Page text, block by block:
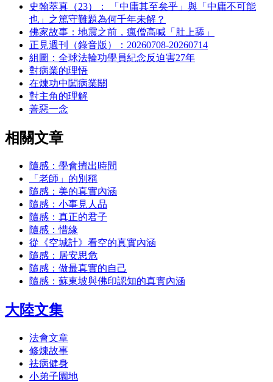
史翰萃真（23）： 「中庸其至矣乎」與「中庸不可能
也」之篤守難題為何千年未解？
佛家故事：地震之前，瘋僧高喊「肚上舔」
正見週刊（錄音版）：20260708-20260714
組圖：全球法輪功學員紀念反迫害27年
對病業的理悟
在煉功中闖病業關
對主角的理解
善惡一念
相關文章
隨感：學會擠出時間
「老師」的別稱
隨感：美的真實內涵
隨感：小事見人品
隨感：真正的君子
隨感：惜緣
從《空城計》看空的真實內涵
隨感：居安思危
隨感：做最真實的自己
隨感：蘇東坡與佛印認知的真實內涵
大陸文集
法會文章
修煉故事
祛病健身
小弟子園地